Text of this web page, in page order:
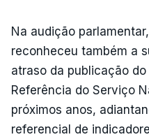
Na audição
reconheceu também a
atraso da publicação
Referência do Serviço
próximos anos,
referencial de